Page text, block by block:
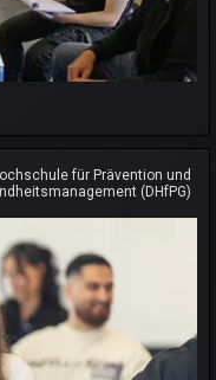
für Prävention und
(DHfPG)